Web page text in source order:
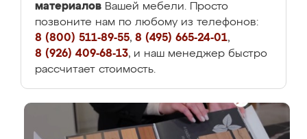
материалов Вашей мебели. Просто
позвоните нам по любому из телефонов:
8 (800) 511-89-55, 8 (495) 665-24-01,
8 (926) 409-68-13, и наш менеджер быстро
рассчитает стоимость.